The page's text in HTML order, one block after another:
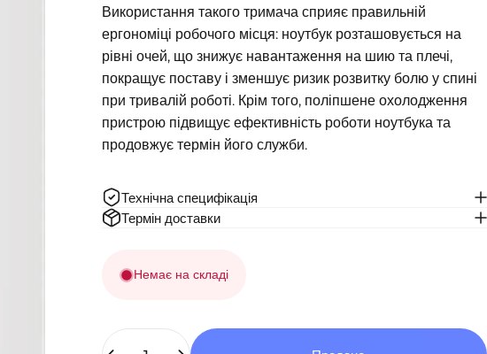
Використання такого тримача сприяє правильній
ергономіці робочого місця: ноутбук розташовується на
рівні очей, що знижує навантаження на шию та плечі,
покращує поставу і зменшує ризик розвитку болю у спині
при тривалій роботі. Крім того, поліпшене охолодження
пристрою підвищує ефективність роботи ноутбука та
продовжує термін його служби.
Технічна специфікація
Термін доставки
Немає на складі
Кількість